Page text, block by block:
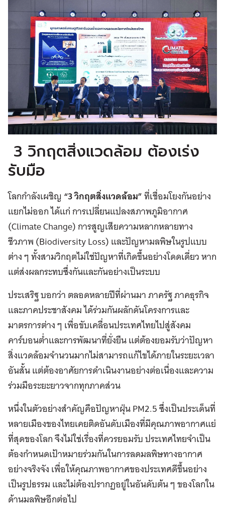
3 วิกฤตสิ่งแวดล้อม ต้องเร่ง
รับมือ
โลกกำลังเผชิญ “3 วิกฤตสิ่งแวดล้อม”ที่เชื่อมโยงกันอย่าง
แยกไม่ออก ได้แก่ การเปลี่ยนแปลงสภาพภูมิอากาศ
(Climate Change) การสูญเสียความหลากหลายทาง
ชีวภาพ (Biodiversity Loss) และปัญหามลพิษในรูปแบบ
ต่าง ๆ ทั้งสามวิกฤตไม่ใช่ปัญหาที่เกิดขึ้นอย่างโดดเดี่ยว หาก
แต่ส่งผลกระทบซึ่งกันและกันอย่างเป็นระบบ
ประเสริฐ บอกว่า ตลอดหลายปีที่ผ่านมา ภาครัฐ ภาคธุรกิจ
และภาคประชาสังคม ได้ร่วมกันผลักดันโครงการและ
มาตรการต่าง ๆ เพื่อขับเคลื่อนประเทศไทยไปสู่สังคม
คาร์บอนต่ำและการพัฒนาที่ยั่งยืน แต่ต้องยอมรับว่าปัญหา
สิ่งแวดล้อมจำนวนมากไม่สามารถแก้ไขได้ภายในระยะเวลา
อันสั้น แต่ต้องอาศัยการดำเนินงานอย่างต่อเนื่องและความ
ร่วมมือระยะยาวจากทุกภาคส่วน
หนึ่งในตัวอย่างสำคัญคือปัญหาฝุ่น PM2.5 ซึ่งเป็นประเด็นที่
หลายเมืองของไทยเคยติดอันดับเมืองที่มีคุณภาพอากาศแย่
ที่สุดของโลก จึงไม่ใช่เรื่องที่ควรยอมรับ ประเทศไทยจำเป็น
ต้องกำหนดเป้าหมายร่วมกันในการลดมลพิษทางอากาศ
อย่างจริงจัง เพื่อให้คุณภาพอากาศของประเทศดีขึ้นอย่าง
เป็นรูปธรรม และไม่ต้องปรากฏอยู่ในอันดับต้น ๆ ของโลกใน
ด้านมลพิษอีกต่อไป